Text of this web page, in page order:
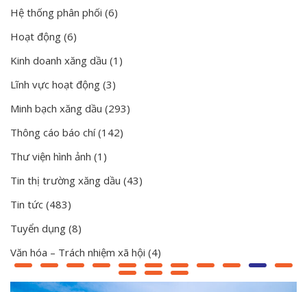
Hệ thống phân phối (6)
Hoạt động (6)
Kinh doanh xăng dầu (1)
Lĩnh vực hoạt động (3)
Minh bạch xăng dầu (293)
Thông cáo báo chí(142)
Thư viện hình ảnh (1)
Tin thị trường xăng dầu (43)
Tin tức (483)
Tuyển dụng (8)
Văn hóa – Trách nhiệm xã hội (4)